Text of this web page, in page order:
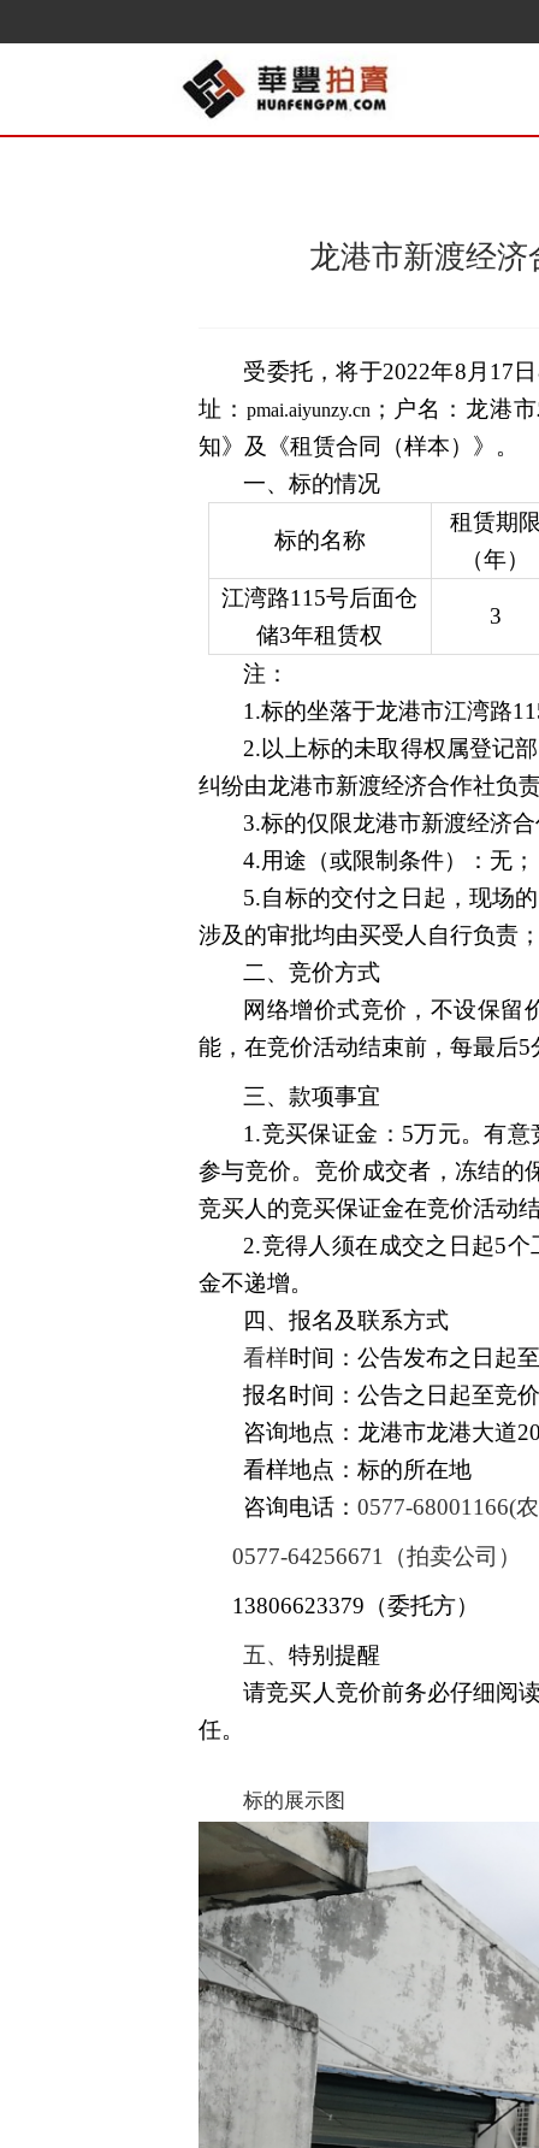
龙港市新渡经
受委托，将于2022年8 月 17 日
址： pmai.aiyunzy.cn ；户名： 龙港市
知》及《租赁合同（样本）》。
一、标的情况
标的名称
租赁期
（年）
江湾路115号后面仓
储3年租赁权
3
注：
1.标的坐落于龙港市江湾路
2.以上标的未取得权属登记
纠纷由龙港市新渡经济合作社负
3.标的仅限龙港市新渡经济
4.用途（或限制条件）： 无 ；
5.自标的交付之日起，现场
涉及的审批均由买受人自行负责
二、竞价方式
网络增价式竞价，不设保留
能，在竞价活动结束前，每最后
三、款项事宜
1.竞买保证金： 5万元。有意
参与竞价。竞价成交者，冻结的
竞买人的竞买保证金在竞价活动
2.竞得人须在成交之日起5个
金不递增。
四、报名及联系方式
看样时间：公告发布之日起
报名时间：公告之日起至竞
咨询地点：龙港市龙港大道
看样地点：标的所在地
咨询电话：0577-68001166(
0577-64256671
（拍卖公司）
13806623379 （委托方）
五、特别提醒
请竞买人竞价前务必仔细阅
任。
标的展示图